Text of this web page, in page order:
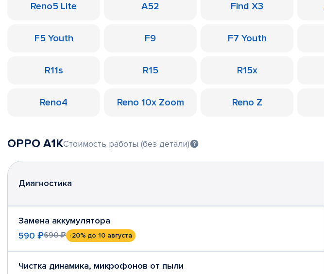
Reno5 Lite A52 Find X3
F5 Youth F9 F7 Youth
R11s R15 R15x
Reno4 Reno 10x Zoom Reno Z
OPPO A1KСтоимость работы (без детали)
Диагностика
Замена аккумулятора
590 ₽690 ₽ -20% до 10 августа
Чистка динамика, микрофонов от пыли